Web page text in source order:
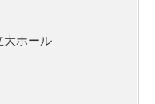
大ホール